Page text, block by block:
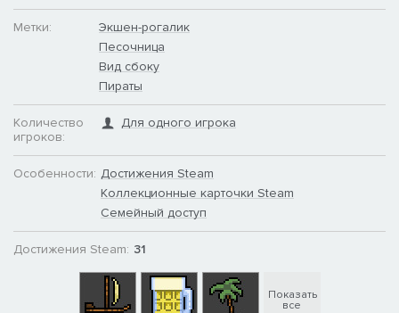
Метки:
Экшен-рогалик
Песочница
Вид сбоку
Пираты
Количество
игроков:
Для одного игрока
Особенности: Достижения Steam
Коллекционные карточки Steam
Семейный доступ
Достижения Steam: 31
Показать
все